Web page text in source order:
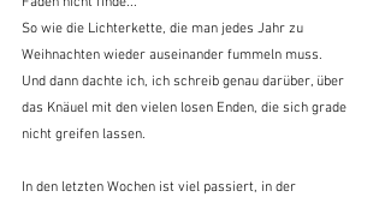
So wie die Lichterkette, die man jedes Jahr zu
Weihnachten wieder auseinander fummeln muss.
Und dann dachte ich, ich schreib genau darüber, über
das Knäuel mit den vielen losen Enden, die sich grade
nicht greifen lassen.
In den letzten Wochen ist viel passiert, in der